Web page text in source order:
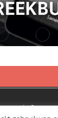
Copyright © 2019